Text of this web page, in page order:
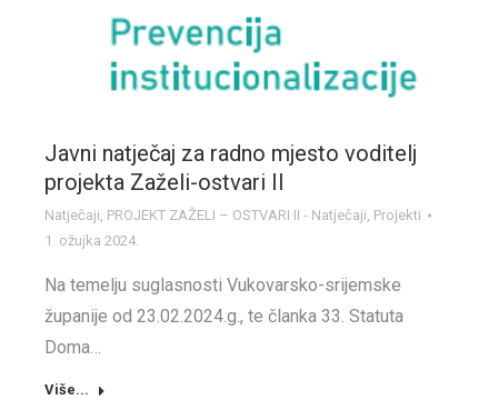
Javni natječaj za radno mjesto voditelj
projekta Zaželi-ostvari II
Natječaji, PROJEKT ZAŽELI – OSTVARI II - Natječaji, Projekti
1. ožujka 2024.
Na temelju suglasnosti Vukovarsko-srijemske
županije od 23.02.2024.g., te članka 33. Statuta
Doma…
Više...